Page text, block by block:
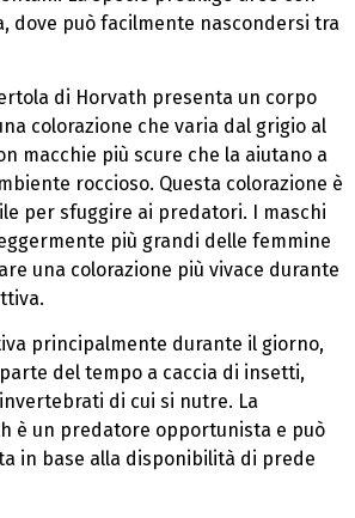
dove può facilmente nascondersi tra
di Horvath presenta un corpo
colorazione che varia dal grigio al
macchie più scure che la aiutano a
roccioso. Questa colorazione è
per sfuggire ai predatori. I maschi
più grandi delle femmine
una colorazione più vivace durante
principalmente durante il giorno,
del tempo a caccia di insetti,
di cui si nutre. La
è un predatore opportunista e può
in base alla disponibilità di prede